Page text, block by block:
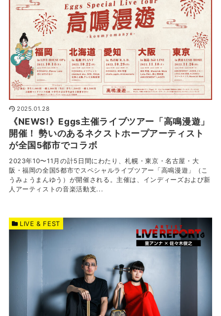
2025.01.28
《NEWS!》Eggs主催ライブツアー「高鳴漫遊」
開催！ 勢いのあるネクストホープアーティスト
が全国5都市でコラボ
2023年10〜11月の計5日間にわたり、札幌・東京・名古屋・大
阪・福岡の全国5都市でスペシャルライブツアー「高鳴漫遊」（こ
うみょうまんゆう）が開催される。主催は、インディーズおよび新
人アーティストの音楽活動支...
LIVE & FEST